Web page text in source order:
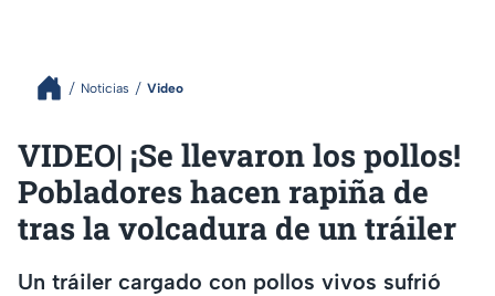
Noticias Video
VIDEO| ¡Se llevaron los pollos!
Pobladores hacen rapiña de
tras la volcadura de un tráiler
Un tráiler cargado con pollos vivos sufrió